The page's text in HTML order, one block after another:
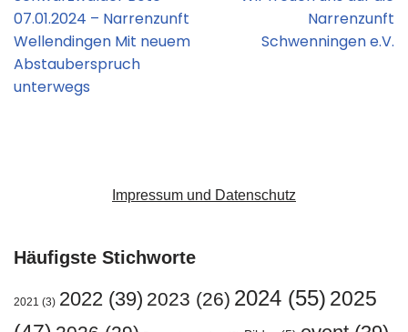
07.01.2024 – Narrenzunft
Wellendingen Mit neuem
Abstauberspruch
unterwegs
Narrenzunft
Schwenningen e.V.
Impressum und Datenschutz
Häufigste Stichworte
2021 (3) 2022 (39) 2023 (26) 2024 (55) 2025